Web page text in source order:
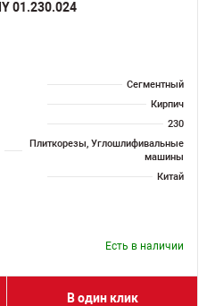
01.230.024
Сегментный
Кирпич
230
Плиткорезы, Углошлифивальные
машины
Китай
Есть в наличии
В один клик